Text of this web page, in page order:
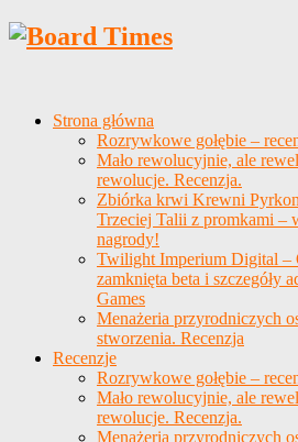
Strona główna
Rozrywkowe gołębie –
Mało rewolucyjnie, ale
rewolucje. Recenzja.
Zbiórka krwi Krewni
Trzeciej Talii z promkami –
nagrody!
Twilight Imperium Digital –
zamknięta beta i szczegóły
Games
Menażeria przyrodniczych
stworzenia. Recenzja
Recenzje
Rozrywkowe gołębie –
Mało rewolucyjnie, ale
rewolucje. Recenzja.
Menażeria przyrodniczych